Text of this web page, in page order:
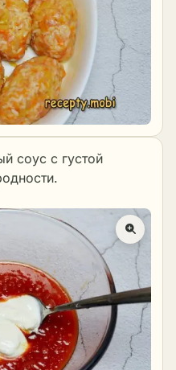
соус с густой